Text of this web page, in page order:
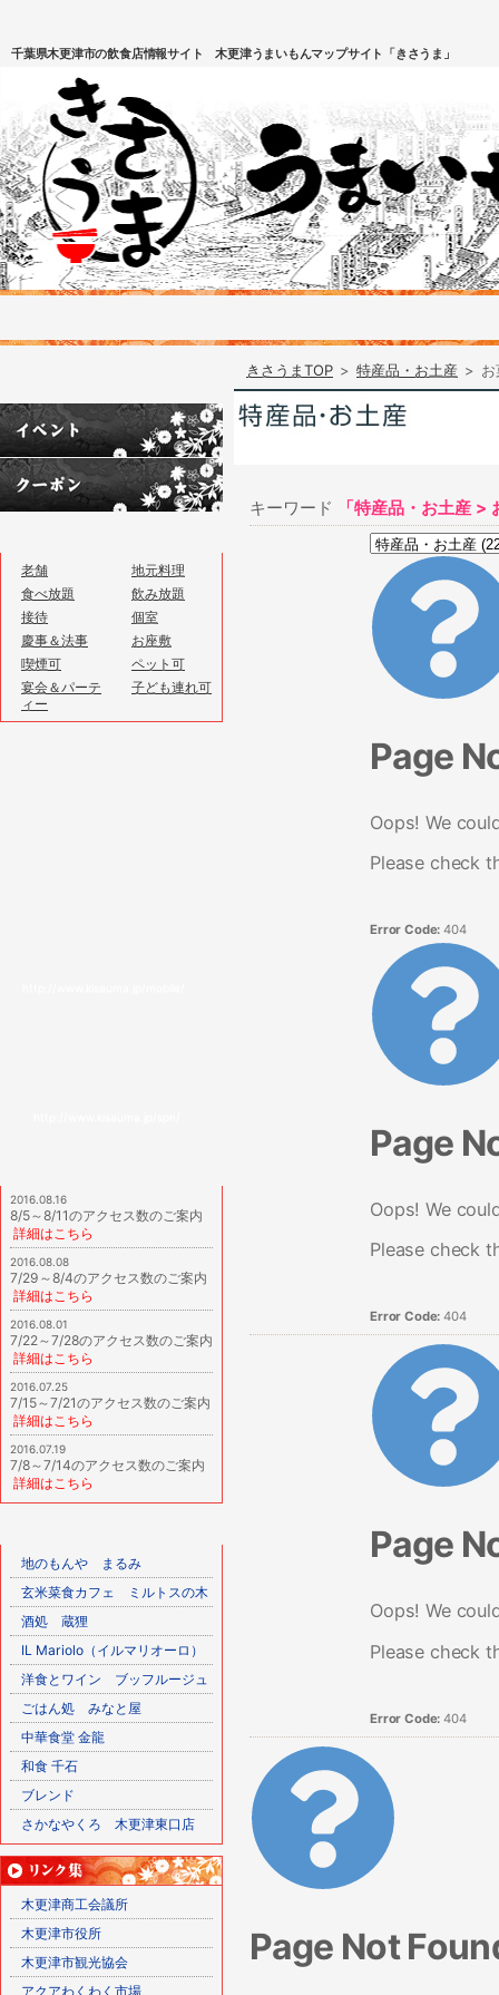
千葉県木更津市の飲食店情報サイト 木更津うまいもんマップサイト「きさうま」
老舗
地元料理
食べ放題
飲み放題
接待
個室
慶事＆法事
お座敷
喫煙可
ペット可
宴会＆パーテ
ィー
子ども連れ可
2016.08.16
8/5～8/11のアクセス数のご案内
詳細はこちら
2016.08.08
7/29～8/4のアクセス数のご案内
詳細はこちら
2016.08.01
7/22～7/28のアクセス数のご案内
詳細はこちら
2016.07.25
7/15～7/21のアクセス数のご案内
詳細はこちら
2016.07.19
7/8～7/14のアクセス数のご案内
詳細はこちら
地のもんや まるみ
玄米菜食カフェ ミルトスの木
酒処 蔵狸
IL Mariolo（イルマリオーロ）
洋食とワイン ブッフルージュ
ごはん処 みなと屋
中華食堂 金龍
和食 千石
ブレンド
さかなやくろ 木更津東口店
木更津商工会議所
木更津市役所
木更津市観光協会
アクアわくわく市場
きさうまTOP > 特産品・お土産 >
キーワード 「特産品・お土産 >
Page
Oops! We
Please check
Error Code: 404
Page
Oops! We
Please check
Error Code: 404
Page
Oops! We
Please check
Error Code: 404
Page Not